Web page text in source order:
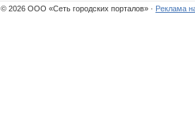
© 2026 ООО «Сеть городских порталов» · Реклама